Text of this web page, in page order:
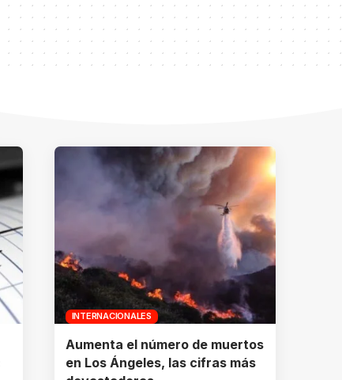
INTERNACIONALES
Aumenta el número de muertos
en Los Ángeles, las cifras más